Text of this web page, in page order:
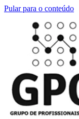
Pular para o conteúdo